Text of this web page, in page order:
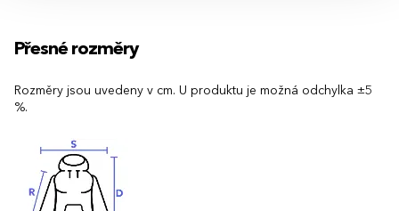
Přesné rozměry
Rozměry jsou uvedeny v cm. U produktu je možná odchylka ±5
%.